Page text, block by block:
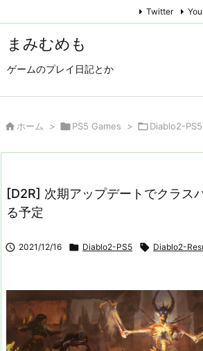
まみむめも
ゲームのプレイ日記とか
Twitter
 ホーム > PS5 Games > Diablo2-PS5
[D2R] 次期アップデートでクラス
る予定
 2021/12/16  Diablo2-PS5  Diablo2-